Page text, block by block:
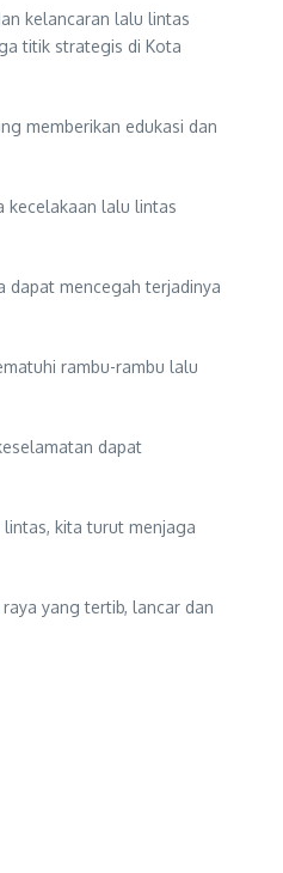
kelancaran lalu lintas
titik strategis di Kota
memberikan edukasi dan
kecelakaan lalu lintas
dapat mencegah terjadinya
rambu-rambu lalu
dapat
kita turut menjaga
yang tertib, lancar dan